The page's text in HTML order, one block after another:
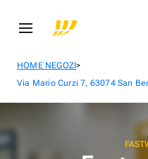
HOME NEGOZI>
Via Mario Curzi 7, 63074 San